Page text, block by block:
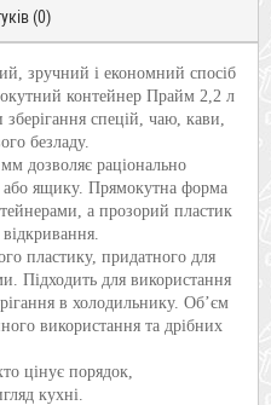
(0)
зручний і економний спосіб
контейнер Прайм 2,2 л
спецій, чаю, кави,
безладу.
дозволяє раціонально
або ящику. Прямокутна форма
а прозорий пластик
пластику, придатного для
Підходить для використання
в холодильнику. Об’єм
використання та дрібних
цінує порядок,
кухні.